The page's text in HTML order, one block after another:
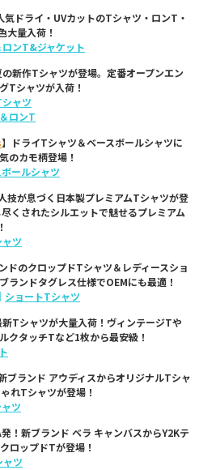
気ドライ・UVカットのTシャツ・ロンT・
大量入荷！
ンT&ジャケット
新作Tシャツが登場。定番オープンエン
Tシャツが入荷！
ャツ
ロンT
】ドライTシャツ＆ベースボールシャツに
のカモ柄登場！
ールシャツ
技が息づく日本製プレミアムTシャツが登
くされたシルエットで魅せるプレミアム
ツ
ドのクロップドTシャツ＆レディースショ
ランドタグレス仕様でOEMにも最適！
｜ ショートTシャツ
Tシャツが大量入荷！ヴィンテージTや
クタッチTなど1枚から最安級！
ブランド アウディスからオリジナルTシャ
れTシャツが登場！
ツ
！新ブランド ベラ キャンバスからY2Kテ
ロップドTが登場！
ツ